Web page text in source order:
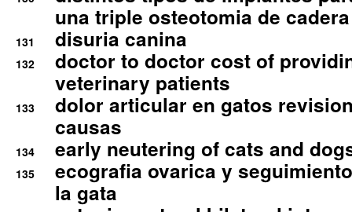
una triple osteotomia de cadera
131 disuria canina
132
doctor to doctor cost of
veterinary patients
133
dolor articular en gatos
causas
134 early neutering of cats and
135
ecografia ovarica y
la gata